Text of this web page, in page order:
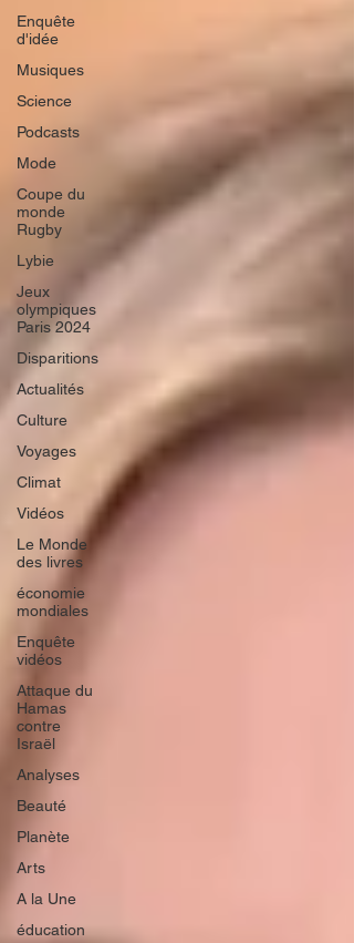
Enquête
d'idée
Musiques
Science
Podcasts
Mode
Coupe du
monde
Rugby
Lybie
Jeux
olympiques
Paris 2024
Disparitions
Actualités
Culture
Voyages
Climat
Vidéos
Le Monde
des livres
économie
mondiales
Enquête
vidéos
Attaque du
Hamas
contre
Israël
Analyses
Beauté
Planète
Arts
A la Une
éducation